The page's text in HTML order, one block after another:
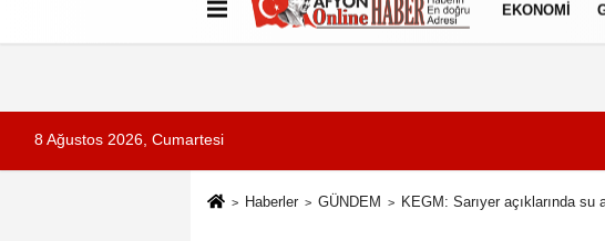
Künye İletişim Çerez Politikası
EKONOMİ
8 Ağustos 2026, Cumartesi
Haberler GÜNDEM KEGM: Sarıyer açıklarında su